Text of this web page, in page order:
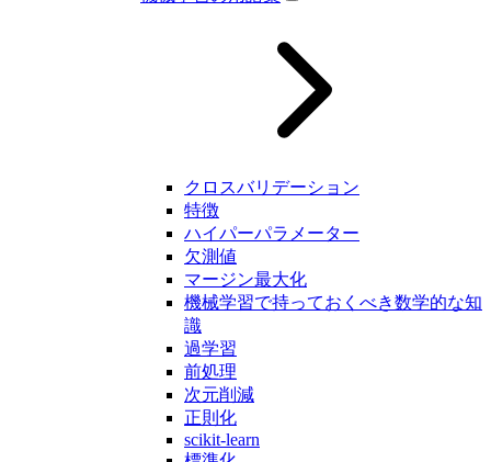
クロスバリデーション
特徴
ハイパーパラメーター
欠測値
マージン最大化
機械学習で持っておくべき数学的な知
識
過学習
前処理
次元削減
正則化
scikit-learn